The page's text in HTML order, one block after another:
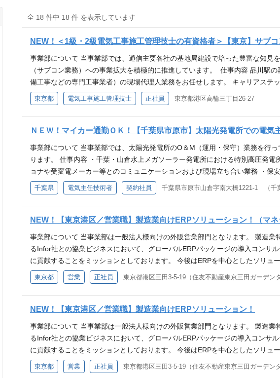
全 18 件中 18 件 を表示しています
NEW！＜1級・2級電気工事施工管理技士の有資格者＞【東京】サブ
事業部について 当事業部では、通信主要各社の基地局建設で培った豊富な知見
（サブコン業務）への事業拡大を積極的に推進しています。 仕事内容 品川駅
備工事などの専門工事業者）の現場代理人業務をお任せします。 キャリアステ
メントコース』、『スペシャリストコース』と2つのキャリアステップを用意し
営者感覚を養うことができます。 ◆マネジメントコース 役職者にはプロジェク
す。マネジメント能力向上を図る管理職研修などもございます。また、ダイバ
女性管理職比率の向上にも取り組んでいます。 ◆スペシャリストコース 専門的
ストコース内でのランクアップも可能です。 年齢に関係なく若手でも活躍でき
ョンに応じて、マネジメントコースとスペシャリストコースの双方間での転換
士の「1級・2級」の資格をお持ちの方 ・サブコン業務経験をお持ちの方 歓迎す
務経験 求める人物像 ・ゼネコン各社との円滑な施工調整、および工期遵守に向
力事業の柱として現場をリードし、新たな可能性を切り拓いていただける人材
お待ちしております。 採用担当 各種SNSアカウントはこちら X(旧Twitter)：
s://www.instagram.com/kccs_recruit/ note：https://note.com/kccs_recruit/
東京都 電気工事施工管理技士 正社員 東京都港区高輪三丁目26-27
ＮＥＷ！マイカー通勤ＯＫ！【千葉県市原市】太陽光発電所での電気
事業部について 当事業部では、太陽光発電所のO＆M（運用・保守）業務を行
ります。 仕事内容 ・千葉・山倉水上メガソーラー発電所における特別高圧発
ョナや受変電メーカー等とのコミュニケーションおよび現場立ち合い業務 ・保
点検・電気工作物の対応 ・点検・修理に伴う業者折衝 ・地域住民および関係各
務いただきます。 本事務所まで2時間以内での通勤が可能な方のご応募をお待ち
(第2種以上) ・電気設備管理・保全業務の実務経験をお持ちの方 ・普通自動車
あること 歓迎するスキル ・太陽光発電設備のご経験をお持ちの方 求める人物像
ージ 日本国内においても再生可能エネルギーへの関心が高まっています。 中
ており、CO2削減による環境作りが急速に広がっています。 当社はメガソーラ
多数有しており、クリーンなエネルギーを利用した職場環境で存在感を発揮し
どお待ちしております。 採用担当 各種SNSアカウントはこちら X(旧Twitter)：
千葉県 電気主任技術者 契約社員
NEW！【東京港区／営業職】製造業向けERPソリューション！（マネ
事業部について 当事業部は一般法人様向けの外販営業部門となります。 製造業
るInfor社との協業ビジネスにおいて、グローバルERPパッケージの導入コンサ
に貢献することをミッションとしております。 今後はERPを中心としたソリュ
経営支援、業績管理、AI、PLMなど多岐にわたる価値提供を目指し、事業拡大
ションについて https://www.kccs.co.jp/ict/service/erp/ 配属先人数構成 ビジネス
タープライズソリューション営業課（4名） 募集背景 ・ビジネス拡大に向け、
ープ外の一般法人向けにICT営業活動を行っています。 ・製造業向けERPやAIな
いただけることを期待しております。 【ERP案件について】 ・1案件の規模：
・活動範囲：東日本中心 ※場合によっては全国規模、案件によっては海外出
Line」の一括導入の成功 https://biz.kccs.co.jp/case/erp7/ キャリアステップ ■
ロジェクトを学んで頂きつつ、自社の管理会計についても 理解を進めて頂き
東京都 営業 正社員 東京都港区三田3-5-19（住友不動産東京三田ガーデン
NEW！【東京港区／営業職】製造業向けERPソリューション！
事業部について 当事業部は一般法人様向けの外販営業部門となります。 製造業
るInfor社との協業ビジネスにおいて、グローバルERPパッケージの導入コンサ
に貢献することをミッションとしております。 今後はERPを中心としたソリュ
経営支援、業績管理、AI、PLMなど多岐にわたる価値提供を目指し、事業拡大
ションについて https://www.kccs.co.jp/ict/service/erp/ 配属先人数構成 ビジネス
東京都 営業 正社員 東京都港区三田3-5-19（住友不動産東京三田ガーデン